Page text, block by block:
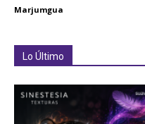
Marjumgua
Lo Último